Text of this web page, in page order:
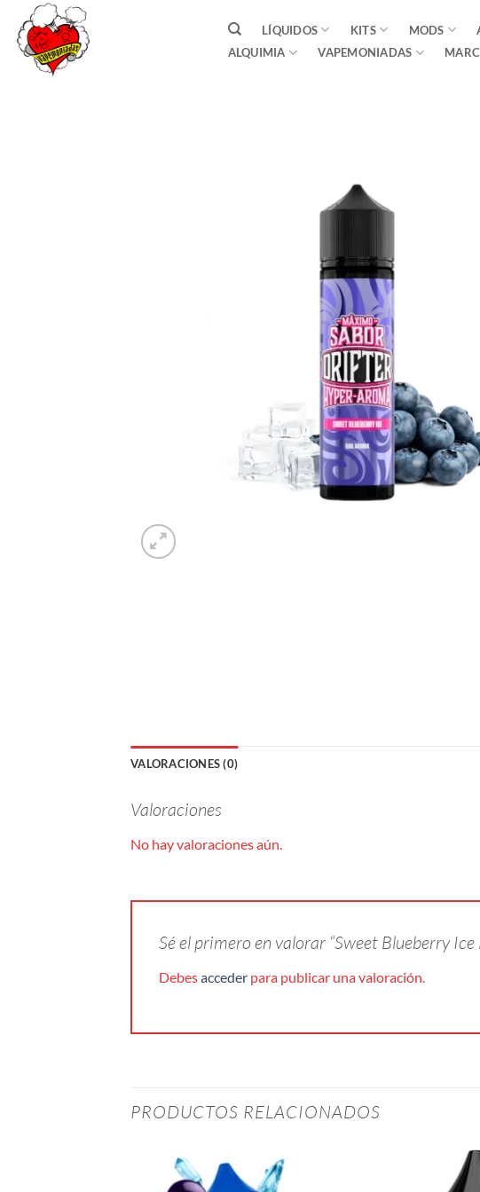
Saltar
contenido
LÍQUIDOS KITS MODS
ALQUIMIA
VAPEMONIADAS
VALORACIONES (0)
Valoraciones
No hay valoraciones aún.
Sé el primero en valorar “Sweet Blueberry
Debesacceder para publicar una valoración.
PRODUCTOS RELACIONADOS